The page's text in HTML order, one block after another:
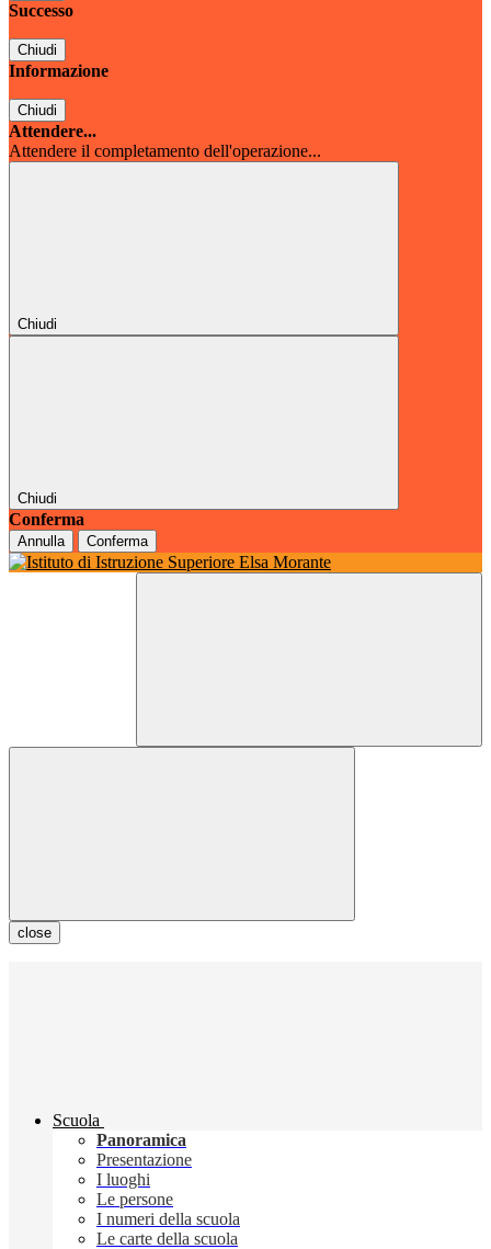
Successo
Chiudi
Informazione
Chiudi
Attendere...
Attendere il completamento dell'operazione...
Chiudi
Chiudi
Conferma
Annulla Conferma
close
Scuola
Panoramica
Presentazione
I luoghi
Le persone
I numeri della scuola
Le carte della scuola